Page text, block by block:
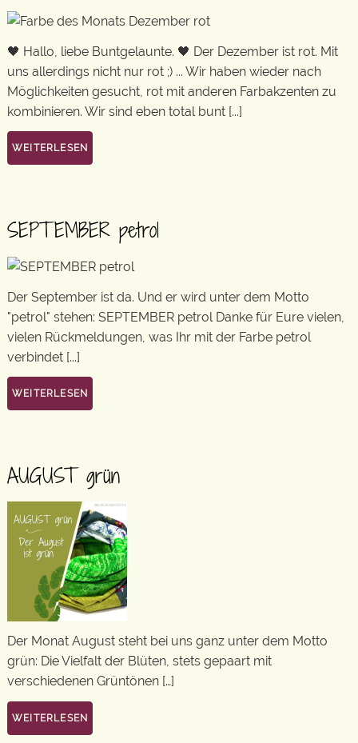
🖤 Hallo, liebe Buntgelaunte. 🖤 Der Dezember ist rot. Mit
uns allerdings nicht nur rot ;) ... Wir haben wieder nach
Möglichkeiten gesucht, rot mit anderen Farbakzenten zu
kombinieren. Wir sind eben total bunt [...]
WEITERLESEN
SEPTEMBER petrol
Der September ist da. Und er wird unter dem Motto
"petrol" stehen: SEPTEMBER petrol Danke für Eure vielen,
vielen Rückmeldungen, was Ihr mit der Farbe petrol
verbindet [...]
WEITERLESEN
AUGUST grün
Der Monat August steht bei uns ganz unter dem Motto
grün: Die Vielfalt der Blüten, stets gepaart mit
verschiedenen Grüntönen […]
WEITERLESEN